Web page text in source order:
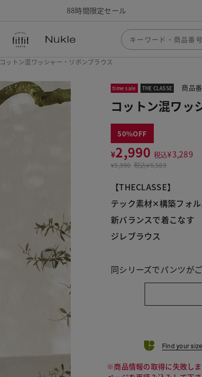
88時間限定セール
コットン混ワッシャー・リボンブラウス
time sale THE CLASSE 商品
コットン混ワッ
50
¥2,990 税込¥3,289
¥5,990 税込¥6,589
【THECLASSE】
テック素材✕構築フォル
新バランスで着こなす
ジレブラウス
同シリーズでパンツがご
Find your size
※商品情報の取得に失敗しま